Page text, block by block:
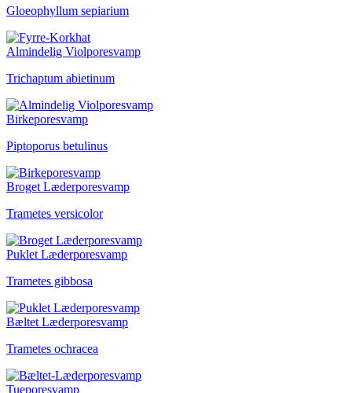
Gloeophyllum sepiarium
Almindelig Violporesvamp
Trichaptum abietinum
Birkeporesvamp
Piptoporus betulinus
Broget Læderporesvamp
Trametes versicolor
Puklet Læderporesvamp
Trametes gibbosa
Bæltet Læderporesvamp
Trametes ochracea
Tueporesvamp